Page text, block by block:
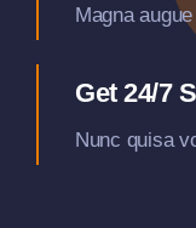
Magna
Get 24/7
Nunc quisa